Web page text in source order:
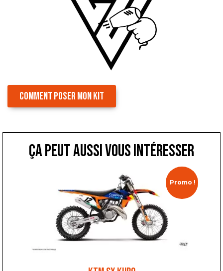
COMMENT POSER MON KIT
ça peut aussi vous intéresser
Promo !